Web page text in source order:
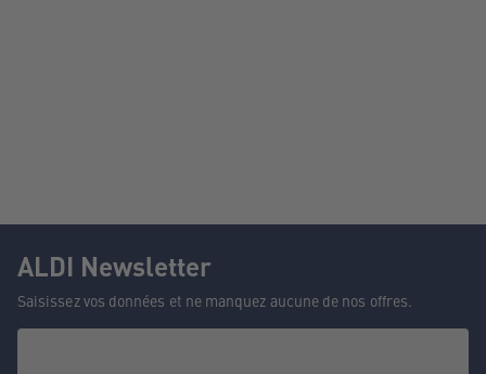
ALDI Newsletter
Saisissez vos données et ne manquez aucune de nos offres.